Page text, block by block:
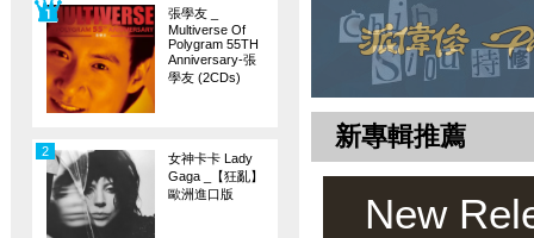
張學友 _
Multiverse Of
Polygram 55TH
Anniversary-張
學友 (2CDs)
女神卡卡 Lady
Gaga _【狂亂】
歐洲進口版
2 新專輯推薦
New